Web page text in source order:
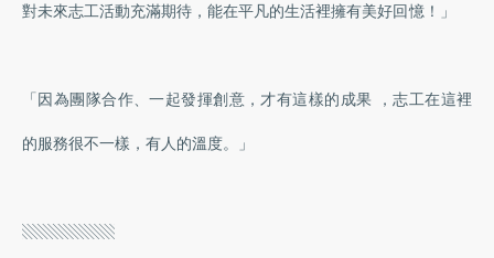
對未來志工活動充滿期待，能在平凡的生活裡擁有美好回憶！」
「因為團隊合作、一起發揮創意，才有這樣的成果 ，志工在這裡
的服務很不一樣，有人的溫度。」
▧▧▧▧▧▧